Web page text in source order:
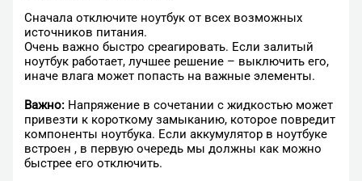
Сначала отключите ноутбук от всех возможных
источников питания.
Очень важно быстро среагировать. Если залитый
ноутбук работает, лучшее решение – выключить его,
иначе влага может попасть на важные элементы.
Важно: Напряжение в сочетании с жидкостью может
привезти к короткому замыканию, которое повредит
компоненты ноутбука. Если аккумулятор в ноутбуке
встроен , в первую очередь мы должны как можно
быстрее его отключить.